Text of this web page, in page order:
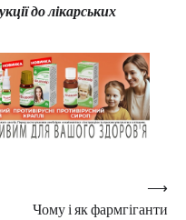
до лікарських
Чому і як фармгіганти
⟶